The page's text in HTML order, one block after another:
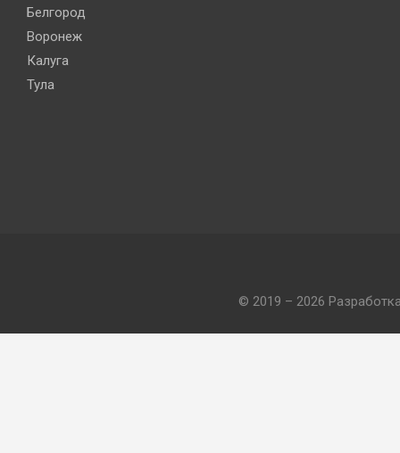
Белгород
Воронеж
Калуга
Тула
© 2019 – 2026